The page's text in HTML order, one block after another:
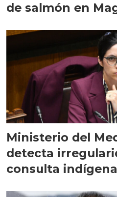
de salmón en
Ministerio del
detecta
consulta